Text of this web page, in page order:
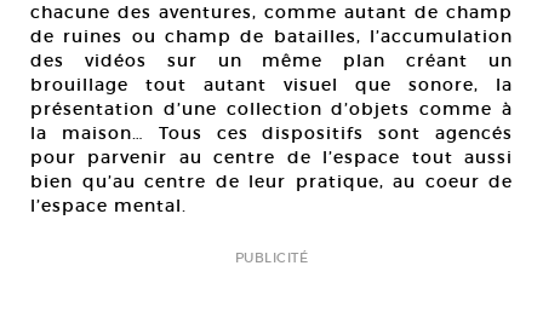
chacune des aventures, comme autant de champ
de ruines ou champ de batailles, l’accumulation
des vidéos sur un même plan créant un
brouillage tout autant visuel que sonore, la
présentation d’une collection d’objets comme à
la maison… Tous ces dispositifs sont agencés
pour parvenir au centre de l’espace tout aussi
bien qu’au centre de leur pratique, au coeur de
l’espace mental.
PUBLICITÉ